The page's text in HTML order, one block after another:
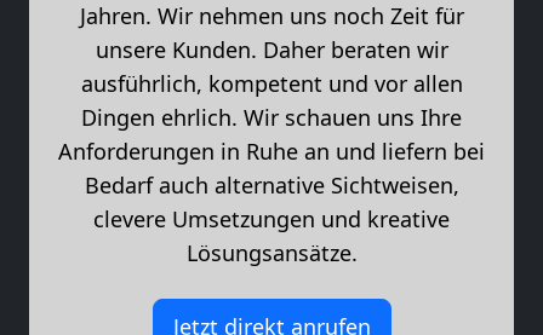
Jahren. Wir nehmen uns noch Zeit für
unsere Kunden. Daher beraten wir
ausführlich, kompetent und vor allen
Dingen ehrlich. Wir schauen uns Ihre
Anforderungen in Ruhe an und liefern bei
Bedarf auch alternative Sichtweisen,
clevere Umsetzungen und kreative
Lösungsansätze.
Jetzt direkt anrufen